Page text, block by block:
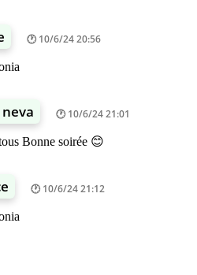
10/6/24 20:56
10/6/24 21:01
Bonne soirée 😊
10/6/24 21:12